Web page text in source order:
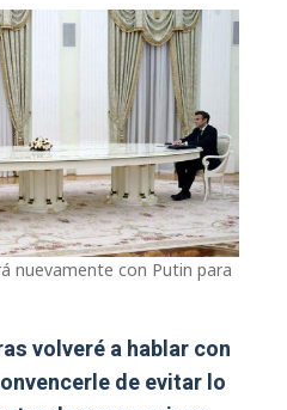
nuevamente con Putin para
volveré a hablar con
de evitar lo